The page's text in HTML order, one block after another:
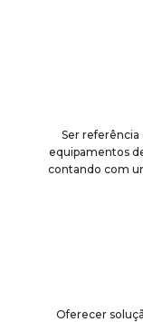
Ser referência
equipamentos
contando com
Oferecer